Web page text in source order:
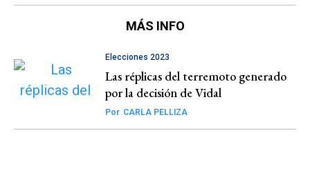
MÁS INFO
Elecciones 2023
Las réplicas del terremoto generado
por la decisión de Vidal
Por CARLA PELLIZA